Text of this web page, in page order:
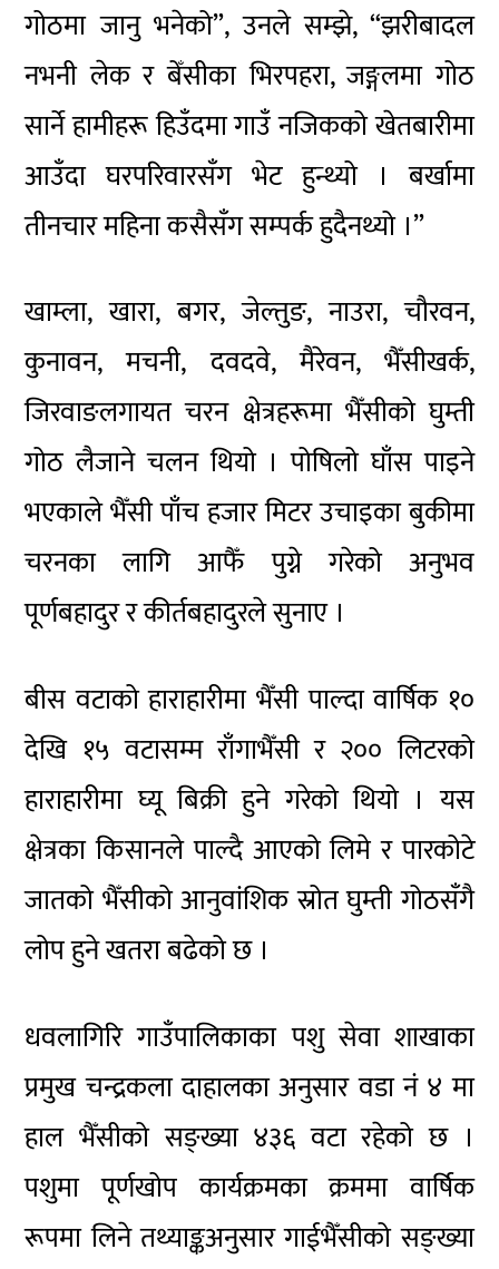
गोठमा जानु भनेको”, उनले सम्झे, “झरीबादल
नभनी लेक र बेँसीका भिरपहरा, जङ्गलमा गोठ
सार्ने हामीहरू हिउँदमा गाउँ नजिकको खेतबारीमा
आउँदा घरपरिवारसँग भेट हुन्थ्यो । बर्खामा
तीनचार महिना कसैसँग सम्पर्क हुदैनथ्यो ।”
खाम्ला, खारा, बगर, जेल्तुङ, नाउरा, चौरवन,
कुनावन, मचनी, दवदवे, मैरेवन, भैँसीखर्क,
जिरवाङलगायत चरन क्षेत्रहरूमा भैँसीको घुम्ती
गोठ लैजाने चलन थियो । पोषिलो घाँस पाइने
भएकाले भैँसी पाँच हजार मिटर उचाइका बुकीमा
चरनका लागि आफैँ पुग्ने गरेको अनुभव
पूर्णबहादुर र कीर्तबहादुरले सुनाए ।
बीस वटाको हाराहारीमा भैँसी पाल्दा वार्षिक १०
देखि १५ वटासम्म राँगाभैँसी र २०० लिटरको
हाराहारीमा घ्यू बिक्री हुने गरेको थियो । यस
क्षेत्रका किसानले पाल्दै आएको लिमे र पारकोटे
जातको भैँसीको आनुवांशिक स्रोत घुम्ती गोठसँगै
लोप हुने खतरा बढेको छ ।
धवलागिरि गाउँपालिकाका पशु सेवा शाखाका
प्रमुख चन्द्रकला दाहालका अनुसार वडा नं ४ मा
हाल भैँसीको सङ्ख्या ४३६ वटा रहेको छ ।
पशुमा पूर्णखोप कार्यक्रमका क्रममा वार्षिक
रूपमा लिने तथ्याङ्कअनुसार गाईभैँसीको सङ्ख्या